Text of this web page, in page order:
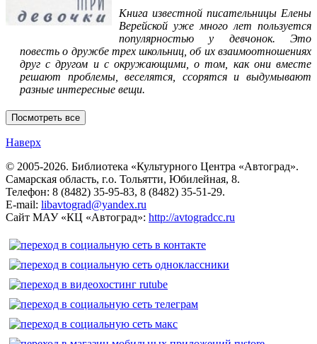
Книга известной писательницы Елены
Верейской уже много лет пользуется
популярностью у девчонок. Это
повесть о дружбе трех школьниц, об их взаимоотношениях
друг с другом и с окружающими, о том, как они вместе
решают проблемы, веселятся, ссорятся и выдумывают
разные интересные вещи.
Наверх
© 2005-2026. Библиотека «Культурного Центра «Автоград».
Самарская область, г.о. Тольятти, Юбилейная, 8.
Телефон: 8 (8482) 35-95-83, 8 (8482) 35-51-29.
E-mail: libavtograd@yandex.ru
Сайт МАУ «КЦ «Автоград»: http://avtogradcc.ru